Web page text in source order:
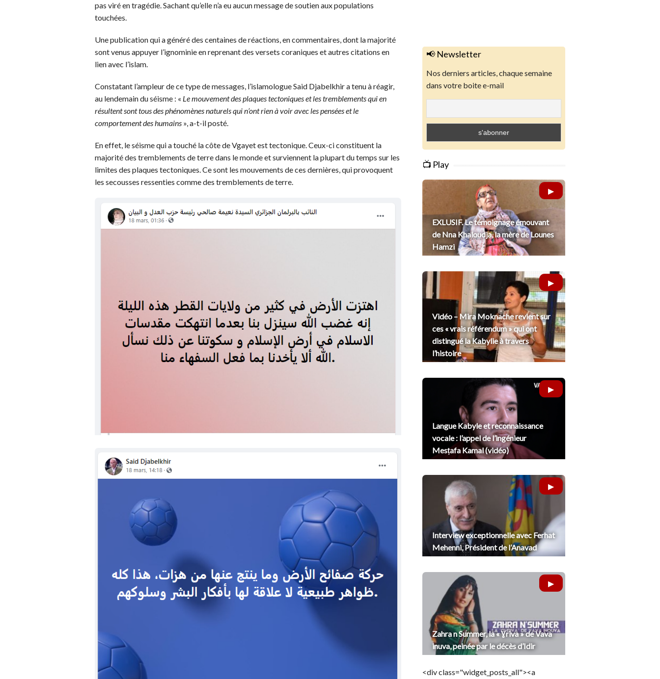
pas viré en tragédie. Sachant qu’elle n’a eu aucun message de soutien aux populations
touchées.
Une publication qui a généré des centaines de réactions, en commentaires, dont la majorité
sont venus appuyer l’ignominie en reprenant des versets coraniques et autres citations en
lien avec l’islam.
Constatant l’ampleur de ce type de messages, l’islamologue Said Djabelkhir a tenu à réagir,
au lendemain du séisme : « Le mouvement des plaques tectoniques et les tremblements qui en
résultent sont tous des phénomènes naturels qui n’ont rien à voir avec les pensées et le
comportement des humains », a-t-il posté.
En effet, le séisme qui a touché la côte de Vgayet est tectonique. Ceux-ci constituent la
majorité des tremblements de terre dans le monde et surviennent la plupart du temps sur les
limites des plaques tectoniques. Ce sont les mouvements de ces dernières, qui provoquent
les secousses ressenties comme des tremblements de terre.
📢 Newsletter
Nos derniers articles, chaque semaine
dans votre boite e-mail
📺 Play
EXLUSIF. Le témoignage émouvant
de Nna Khaloudja, la mère de Lounes
Hamzi
Vidéo – Mira Moknache revient sur
ces « vrais référendum » qui ont
distingué la Kabylie à travers
l’histoire
Langue Kabyle et reconnaissance
vocale : l’appel de l’ingénieur
Mesṭafa Kamal (vidéo)
Interview exceptionnelle avec Ferhat
Mehenni, Président de l’Anavad
Zahra n Summer, la « Ɣriva » de Vava
inuva, peinée par le décès d’Idir
<div class="widget_posts_all"><a